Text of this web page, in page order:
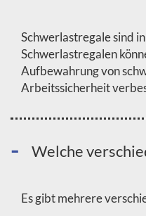
Schwerlastregale sind
Schwerlastregalen
Aufbewahrung von
Arbeitssicherheit
Welche
Es gibt mehrere